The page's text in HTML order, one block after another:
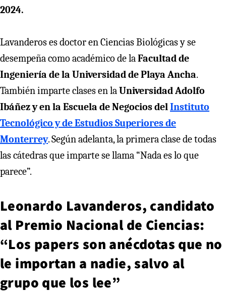
2024.
Lavanderos es doctor en Ciencias Biológicas y se
desempeña como académico de laFacultad de
Ingeniería de la Universidad de Playa Ancha.
También imparte clases en laUniversidad Adolfo
Ibáñez y en la Escuela de Negocios delInstituto
Tecnológico y de Estudios Superiores de
Monterrey. Según adelanta, la primera clase de todas
las cátedras que imparte se llama “Nada es lo que
parece”.
Leonardo Lavanderos, candidato
al Premio Nacional de Ciencias:
“Los papers son anécdotas que no
le importan a nadie, salvo al
grupo que los lee”